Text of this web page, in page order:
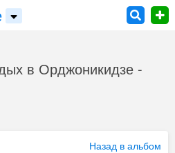
в Орджоникидзе -
Назад в альбом